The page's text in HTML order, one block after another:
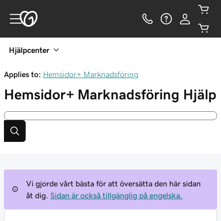
Hjälpcenter
Applies to: Hemsidor+ Marknadsföring
Hemsidor+ Marknadsföring Hjälp
Vi gjorde vårt bästa för att översätta den här sidan
åt dig.
Sidan är också tillgänglig på engelska.